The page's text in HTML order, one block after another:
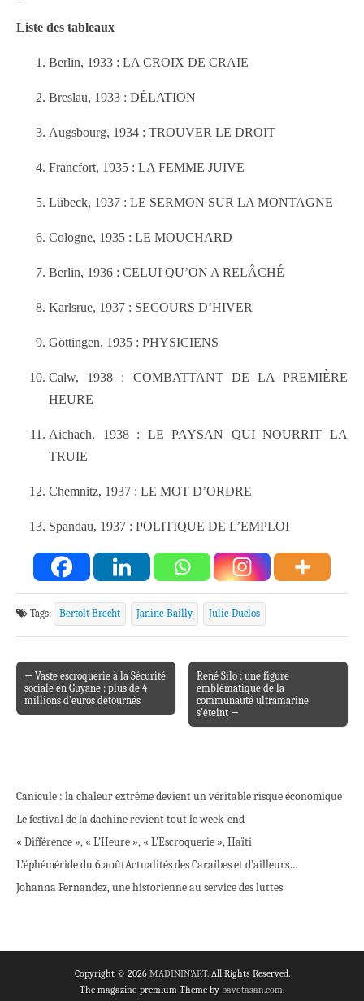
Liste des tableaux
Berlin, 1933 : LA CROIX DE CRAIE
Breslau, 1933 : DÉLATION
Augsbourg, 1934 : TROUVER LE DROIT
Francfort, 1935 : LA FEMME JUIVE
Lübeck, 1937 : LE SERMON SUR LA MONTAGNE
Cologne, 1935 : LE MOUCHARD
Berlin, 1936 : CELUI QU’ON A RELÂCHÉ
Karlsrue, 1937 : SECOURS D’HIVER
Göttingen, 1935 : PHYSICIENS
Calw, 1938 : COMBATTANT DE LA PREMIÈRE
HEURE
Aichach, 1938 : LE PAYSAN QUI NOURRIT LA
TRUIE
Chemnitz, 1937 : LE MOT D’ORDRE
Spandau, 1937 : POLITIQUE DE L’EMPLOI
Tags: Bertolt Brecht Janine Bailly Julie Duclos
Post navigation
← Vaste escroquerie à la Sécurité
sociale en Guyane : plus de 4
millions d’euros détournés
René Silo : une figure
emblématique de la
communauté ultramarine
s’éteint →
Canicule : la chaleur extrême devient un véritable risque économique
Le festival de la dachine revient tout le week-end
« Différence », « L’Heure », « L’Escroquerie », Haïti
L’éphéméride du 6 aoûtActualités des Caraïbes et d’ailleurs…
Johanna Fernandez, une historienne au service des luttes
Copyright © 2026 MADININ'ART. All Rights Reserved.
The magazine-premium Theme by bavotasan.com.